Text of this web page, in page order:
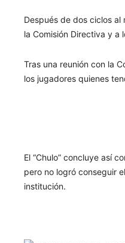
Después de dos ciclos
la Comisión Directiva y a
Tras una reunión con la
los jugadores quienes
El “Chulo” concluye así
pero no logró conseguir
institución.